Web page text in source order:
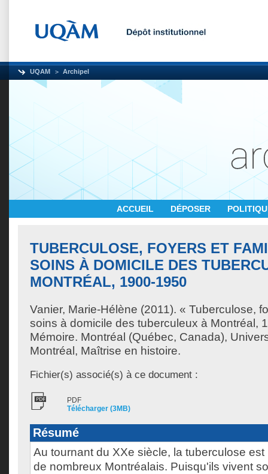
UQAM Archipel
ACCUEIL DÉPOSER
TUBERCULOSE, FOYERS ET
SOINS À DOMICILE DES
MONTRÉAL, 1900-1950
Vanier, Marie-Hélène (2011). « Tuberculose,
soins à domicile des tuberculeux à Montréal,
Mémoire. Montréal (Québec, Canada),
Montréal, Maîtrise en histoire.
Fichier(s) associé(s) à ce document :
PDF
Télécharger (3MB)
Résumé
Au tournant du XXe siècle, la tuberculose
de nombreux Montréalais. Puisqu'ils vivent